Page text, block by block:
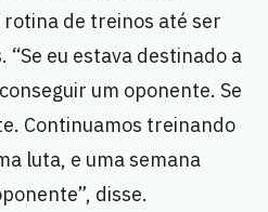
de treinos até ser
eu estava destinado a
um oponente. Se
Continuamos treinando
luta, e uma semana
disse.